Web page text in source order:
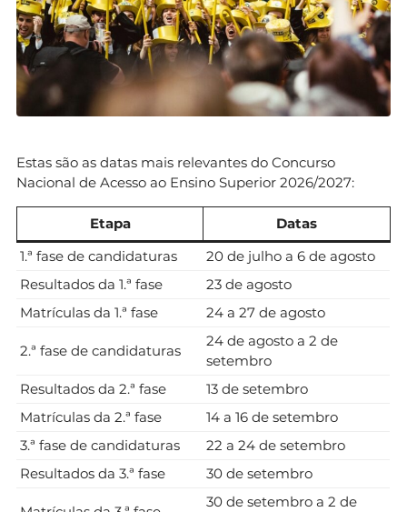
Estas são as datas mais relevantes do Concurso
Nacional de Acesso ao Ensino Superior 2026/2027:
Etapa
Datas
1.ª fase de candidaturas
20 de julho a 6 de agosto
Resultados da 1.ª fase
23 de agosto
Matrículas da 1.ª fase
24 a 27 de agosto
2.ª fase de candidaturas
24 de agosto a 2 de
setembro
Resultados da 2.ª fase
13 de setembro
Matrículas da 2.ª fase
14 a 16 de setembro
3.ª fase de candidaturas
22 a 24 de setembro
Resultados da 3.ª fase
30 de setembro
30 de setembro a 2 de